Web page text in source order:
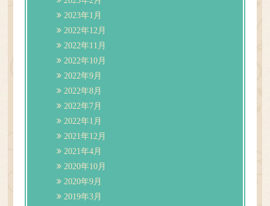
2023年1月
2022年12月
2022年11月
2022年10月
2022年9月
2022年8月
2022年7月
2022年1月
2021年12月
2021年4月
2020年10月
2020年9月
2019年3月